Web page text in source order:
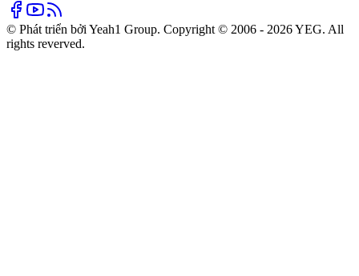
© Phát triển bởi Yeah1 Group. Copyright © 2006 - 2026 YEG. All
rights reverved.